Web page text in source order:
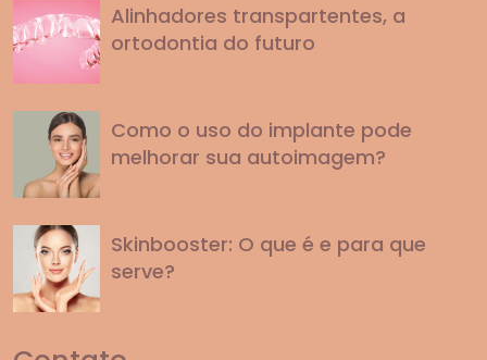
Alinhadores transpartentes, a
ortodontia do futuro
Como o uso do implante pode
melhorar sua autoimagem?
Skinbooster: O que é e para que
serve?